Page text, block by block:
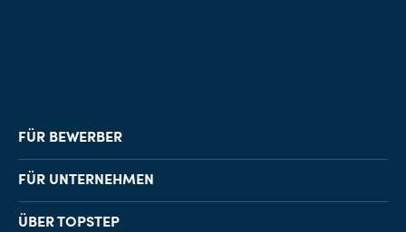
FÜR BEWERBER
Job-Finder
Karriereberatung
FÜR UNTERNEHMEN
Personalvermittlung
ÜBER TOPSTEP